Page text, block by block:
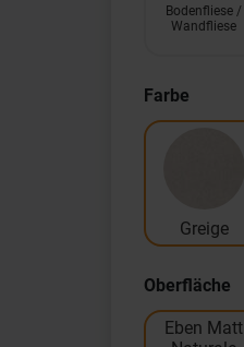
Bodenfliese /
Wandfliese
Farbe
Greige
Oberfläche
Eben Matt